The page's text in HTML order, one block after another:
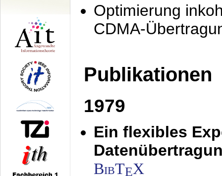
Optimierung
CDMA-
Publikationen
1979
Ein flexibles
BibTEX